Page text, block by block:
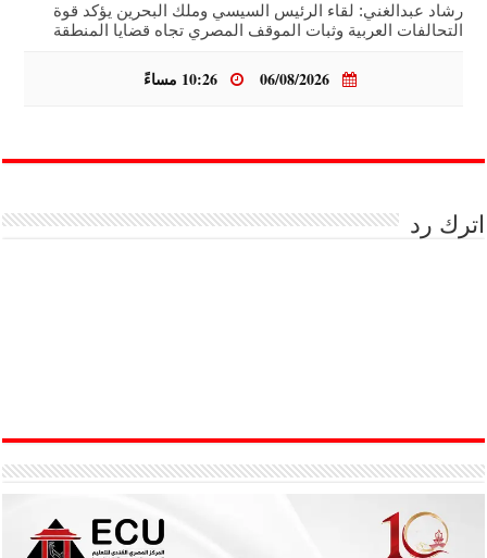
رشاد عبدالغني: لقاء الرئيس السيسي وملك البحرين يؤكد قوة
التحالفات العربية وثبات الموقف المصري تجاه قضايا المنطقة
اترك رد